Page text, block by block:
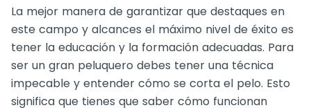
La mejor manera de garantizar que destaques en
este campo y alcances el máximo nivel de éxito es
tener la educación y la formación adecuadas. Para
ser un gran peluquero debes tener una técnica
impecable y entender cómo se corta el pelo. Esto
significa que tienes que saber cómo funcionan